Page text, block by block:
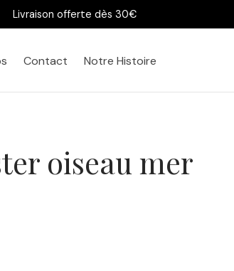
Livraison offerte dès 30€
Contact Notre Histoire
oiseau mer